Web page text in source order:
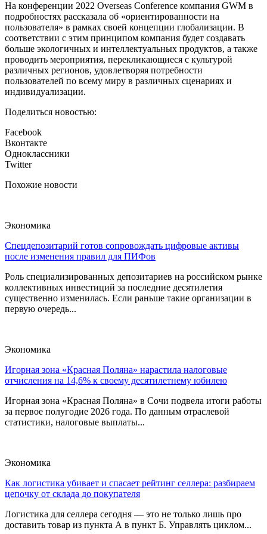
На конференции 2022 Overseas Conference компания GWM в
подробностях рассказала об «ориентированности на
пользователя» в рамках своей концепции глобализации. В
соответствии с этим принципом компания будет создавать
больше экологичных и интеллектуальных продуктов, а также
проводить мероприятия, перекликающиеся с культурой
различных регионов, удовлетворяя потребности
пользователей по всему миру в различных сценариях и
индивидуализации.
Поделиться новостью:
Facebook
Вконтакте
Одноклассники
Twitter
Похожие новости
Экономика
Спецдепозитарий готов сопровождать цифровые активы
после изменения правил для ПИФов
Роль специализированных депозитариев на российском рынке
коллективных инвестиций за последние десятилетия
существенно изменилась. Если раньше такие организации в
первую очередь...
Экономика
Игорная зона «Красная Поляна» нарастила налоговые
отчисления на 14,6% к своему десятилетнему юбилею
Игорная зона «Красная Поляна» в Сочи подвела итоги работы
за первое полугодие 2026 года. По данным отраслевой
статистики, налоговые выплаты...
Экономика
Как логистика убивает и спасает рейтинг селлера: разбираем
цепочку от склада до покупателя
Логистика для селлера сегодня — это не только лишь про
доставить товар из пункта А в пункт Б. Управлять циклом...